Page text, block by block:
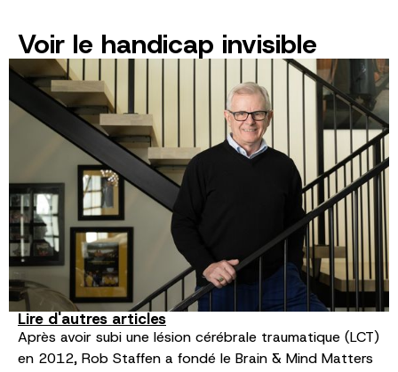
Voir le handicap invisible
Lire d'autres articles
Après avoir subi une lésion cérébrale traumatique (LCT)
en 2012, Rob Staffen a fondé le Brain & Mind Matters